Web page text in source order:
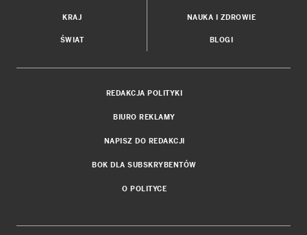
KRAJ
ŚWIAT
NAUKA I ZDROWIE
BLOGI
REDAKCJA POLITYKI
BIURO REKLAMY
NAPISZ DO REDAKCJI
BOK DLA SUBSKRYBENTÓW
O POLITYCE